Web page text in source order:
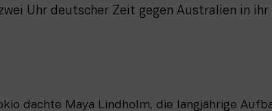
Uhr deutscher Zeit gegen Australien in
dachte Maya Lindholm, die langjährige